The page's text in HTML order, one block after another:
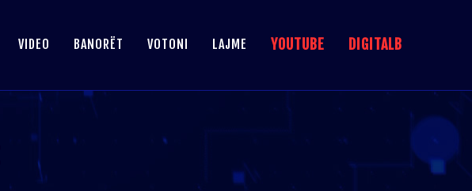
VIDEO BANORËT VOTONI LAJME YOUTUBE DIGITALB